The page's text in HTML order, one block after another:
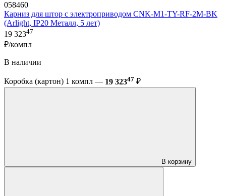
058460
Карниз для штор с электроприводом CNK-M1-TY-RF-2M-BK
(Arlight, IP20 Металл, 5 лет)
19 32347
₽/компл
В наличии
Коробка (картон) 1 компл — 19 32347 ₽
В корзину